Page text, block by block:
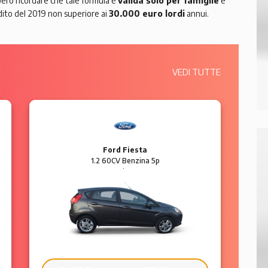
del 2019 non superiore ai 30.000 euro lordi annui.
VEDI TUTTE
BMW Serie 4
420 d Diesel 2p Coupé